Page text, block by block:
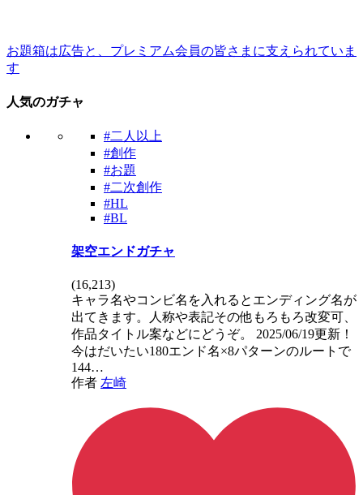
お題箱は広告と、プレミアム会員の皆さまに支えられていま
す
人気のガチャ
#二人以上
#創作
#お題
#二次創作
#HL
#BL
架空エンドガチャ
(16,213)
キャラ名やコンビ名を入れるとエンディング名が
出てきます。人称や表記その他もろもろ改変可、
作品タイトル案などにどうぞ。 2025/06/19更新！
今はだいたい180エンド名×8パターンのルートで
144…
作者 左崎